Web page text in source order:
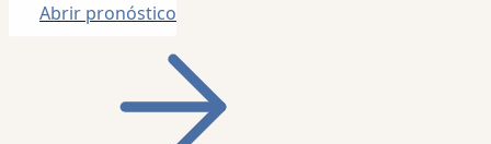
Abrir pronóstico